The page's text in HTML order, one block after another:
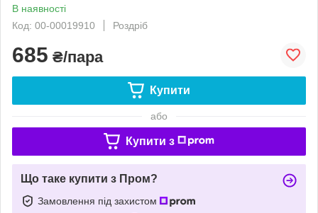
В наявності
Код: 00-00019910
Роздріб
685 ₴/пара
Купити
або
Купити з
Що таке купити з Пром?
Замовлення під захистом